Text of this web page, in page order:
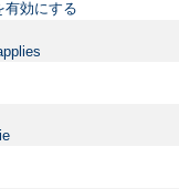
有効にする